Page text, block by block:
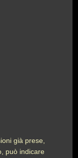
già prese,
può indicare